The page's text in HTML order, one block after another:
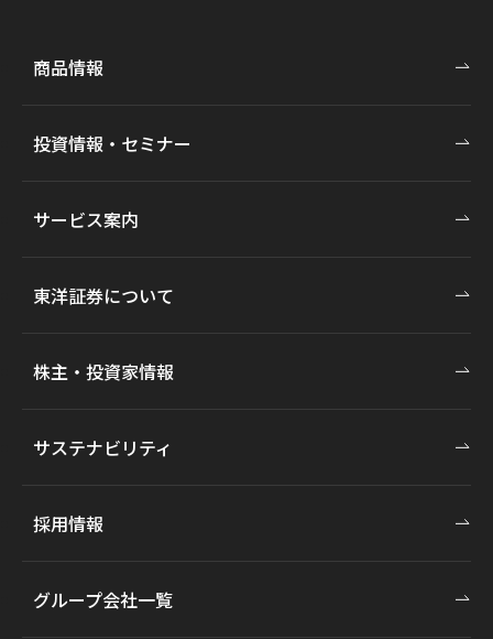
商品情報
投資情報・セミナー
サービス案内
東洋証券について
株主・投資家情報
サステナビリティ
採用情報
グループ会社一覧